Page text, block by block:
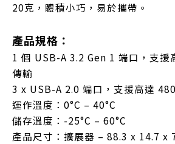
20克，體積小巧，易於攜帶。
產品規格：
1 個 USB-A 3.2 Gen 1 端口，支援
傳輸
3 x USB-A 2.0 端口，支援高達
運作溫度：0°C – 40°C
儲存溫度：-25°C – 60°C
產品尺寸：擴展器 – 88.3 x 14.7 x